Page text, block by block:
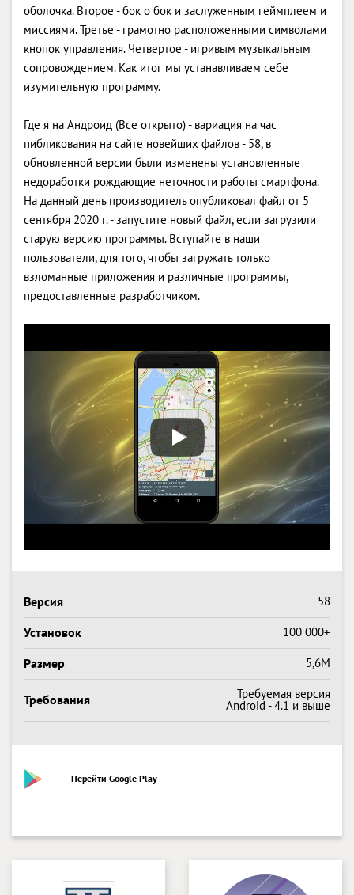
оболочка. Второе - бок о бок и заслуженным геймплеем и
миссиями. Третье - грамотно расположенными символами
кнопок управления. Четвертое - игривым музыкальным
сопровождением. Как итог мы устанавливаем себе
изумительную программу.
Где я на Андроид (Все открыто) - вариация на час
пибликования на сайте новейших файлов - 58, в
обновленной версии были изменены установленные
недоработки рождающие неточности работы смартфона.
На данный день производитель опубликовал файл от 5
сентября 2020 г. - запустите новый файл, если загрузили
старую версию программы. Вступайте в наши
пользователи, для того, чтобы загружать только
взломанные приложения и различные программы,
предоставленные разработчиком.
Версия 58
Установок 100 000+
Размер 5,6M
Требования Требуемая версия
Android - 4.1 и выше
Перейти Google Play